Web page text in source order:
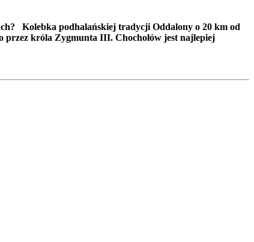
Kolebka podhalańskiej tradycji Oddalony o 20 km od
przez króla Zygmunta III. Chochołów jest najlepiej